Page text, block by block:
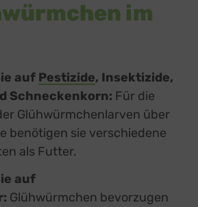
im
auf Pestizide, Insektizide,
Schneckenkorn: Für die
Glühwürmchenlarven über
benötigen sie verschiedene
als Futter.
auf
Glühwürmchen bevorzugen